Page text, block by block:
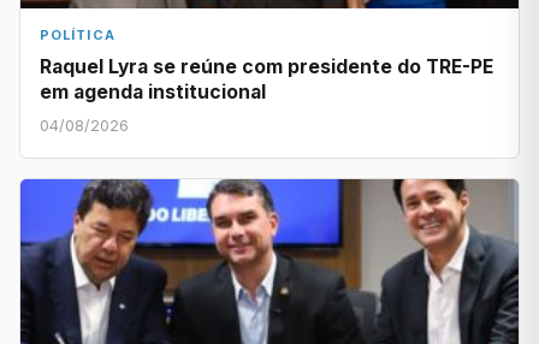
POLÍTICA
Raquel Lyra se reúne com presidente do TRE-PE
em agenda institucional
04/08/2026